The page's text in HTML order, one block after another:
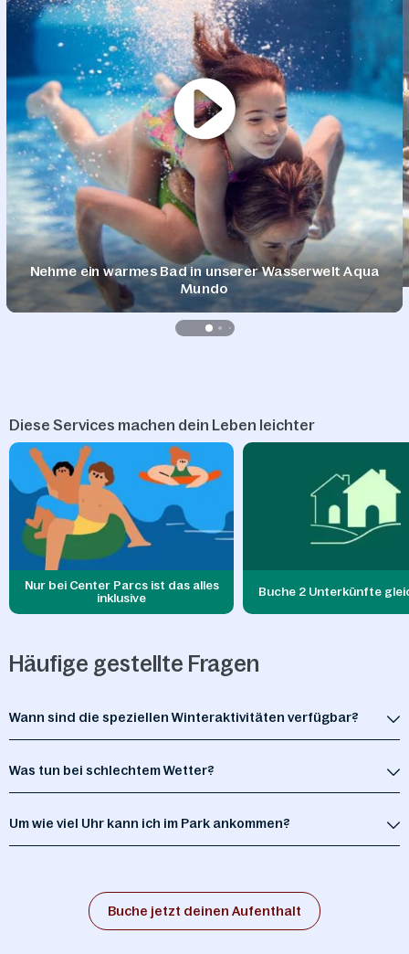
Nehme ein warmes Bad in unserer Wasserwelt Aqua
Mundo
Diese Services machen dein Leben leichter
Nur bei Center Parcs ist das alles
inklusive
Buche 2 Unterkünfte
Häufige gestellte Fragen
Wann sind die speziellen Winteraktivitäten verfügbar?
Was tun bei schlechtem Wetter?
Um wie viel Uhr kann ich im Park ankommen?
Buche jetzt deinen Aufenthalt